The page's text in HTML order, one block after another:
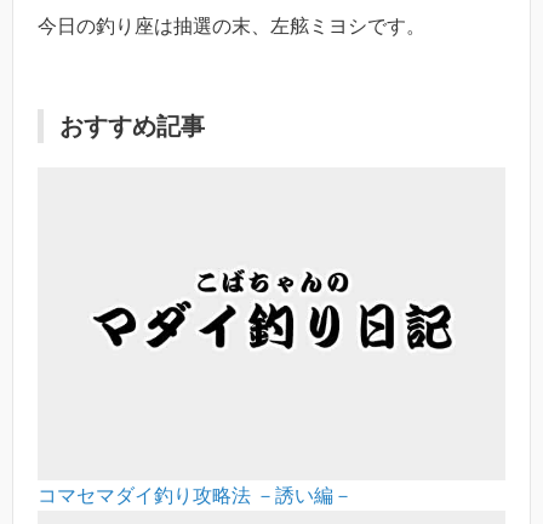
今日の釣り座は抽選の末、左舷ミヨシです。
おすすめ記事
コマセマダイ釣り攻略法 －誘い編－